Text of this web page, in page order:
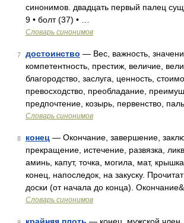
синонимов. двадцать первый палец
9 • болт (37) • …
Словарь синонимов
7 достоинство — Вес, важность,
компетентность, престиж, величие,
благородство, заслуга, ценность,
превосходство, преобладание,
предпочтение, козырь, первенство,
Словарь синонимов
8 конец — Окончание, завершение,
прекращение, истечение, развязка,
аминь, капут, точка, могила, мат,
конец, напоследок, на закуску.
доски (от начала до конца).
Словарь синонимов